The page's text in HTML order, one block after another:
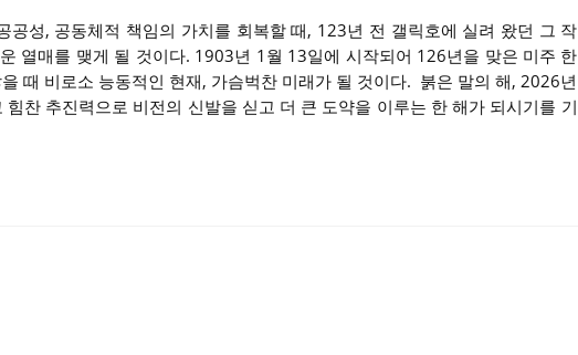
공성, 공동체적 책임의 가치를 회복할 때, 123년 전 갤릭호에 실려 왔던 그 작
열매를 맺게 될 것이다. 1903년 1월 13일에 시작되어 126년을 맞은 미주 한
때 비로소 능동적인 현재, 가슴벅찬 미래가 될 것이다. 붉은 말의 해, 2026년
찬 추진력으로 비전의 신발을 싣고 더 큰 도약을 이루는 한 해가 되시기를 기